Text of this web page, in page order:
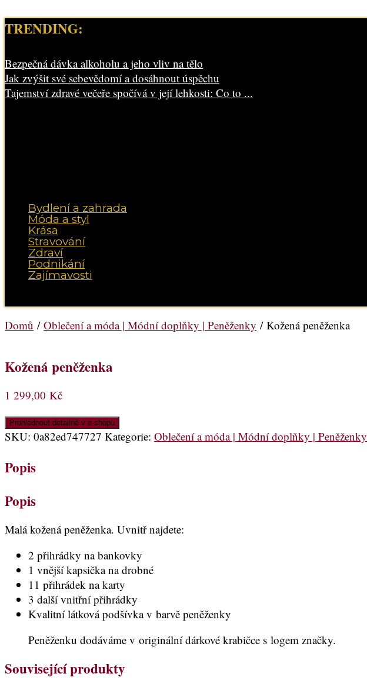
TRENDING:
Bezpečná dávka alkoholu a jeho vliv na tělo
Jak zvýšit své sebevědomí a dosáhnout úspěchu
Tajemství zdravé večeře spočívá v její lehkosti: Co to ...
Bydlení a zahrada
Móda a styl
Krása
Stravování
Zdraví
Podnikání
Zajímavosti
Domů / Oblečení a móda | Módní doplňky | Peněženky / Kožená peněženka
Kožená peněženka
1 299,00 Kč
Prohlédnout detailně v e-shopu
SKU: 0a82ed747727 Kategorie: Oblečení a móda | Módní doplňky | Peněženky
Popis
Popis
Malá kožená peněženka. Uvnitř najdete:
2 přihrádky na bankovky
1 vnější kapsička na drobné
11 přihrádek na karty
3 další vnitřní přihrádky
Kvalitní látková podšívka v barvě peněženky
Peněženku dodáváme v originální dárkové krabičce s logem značky.
Související produkty